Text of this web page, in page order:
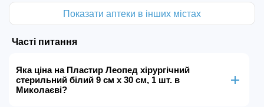
Показати аптеки в інших містах
Часті питання
Яка ціна на Пластир Леопед хірургічний
стерильний білий 9 см х 30 см, 1 шт. в
Миколаєві?